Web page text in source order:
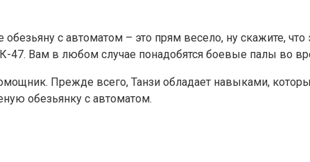
с автоматом – это прям весело, ну скажите, что
Вам в любом случае понадобятся боевые палы во
Прежде всего, Танзи обладает навыками,
обезьянку с автоматом.